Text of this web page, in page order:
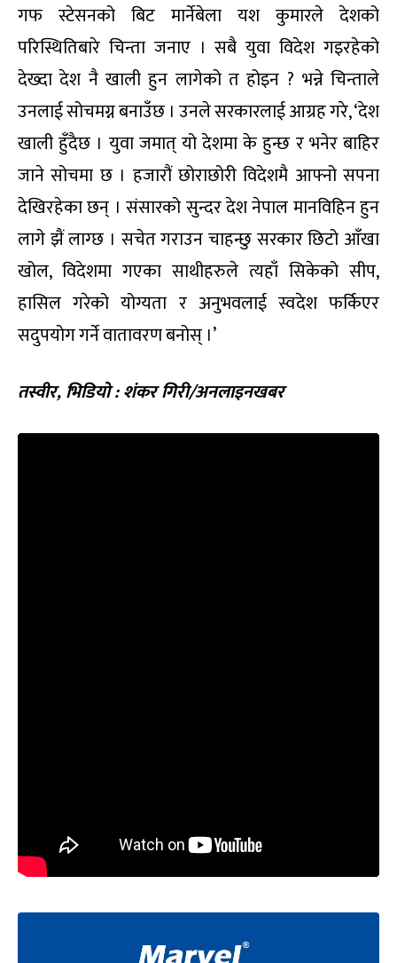
गफ स्टेसनको बिट मार्नेबेला यश कुमारले देशको
परिस्थितिबारे चिन्ता जनाए । सबै युवा विदेश गइरहेको
देख्दा देश नै खाली हुन लागेको त होइन ? भन्ने चिन्ताले
उनलाई सोचमग्न बनाउँछ । उनले सरकारलाई आग्रह गरे, ‘देश
खाली हुँदैछ । युवा जमात् यो देशमा के हुन्छ र भनेर बाहिर
जाने सोचमा छ । हजारौं छोराछोरी विदेशमै आफ्नो सपना
देखिरहेका छन् । संसारको सुन्दर देश नेपाल मानविहिन हुन
लागे झैं लाग्छ । सचेत गराउन चाहन्छु सरकार छिटो आँखा
खोल, विदेशमा गएका साथीहरुले त्यहाँ सिकेको सीप,
हासिल गरेको योग्यता र अनुभवलाई स्वदेश फर्किएर
सदुपयोग गर्ने वातावरण बनोस् ।’
तस्वीर,भिडियो:शंकर गिरी/अनलाइनखबर